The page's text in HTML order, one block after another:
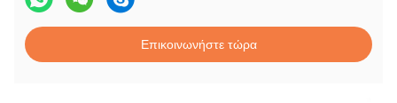
Επικοινωνήστε τώρα